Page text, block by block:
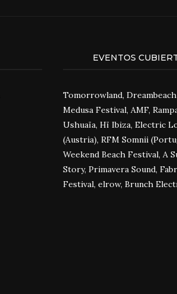
EVENTOS
Tomorrowland,
Medusa Festival, AMF,
Ushuaïa, Hï Ibiza, Electric
(Austria), RFM Somnii
Weekend Beach Festival, A
Story, Primavera Sound,
Festival, elrow, Brunch